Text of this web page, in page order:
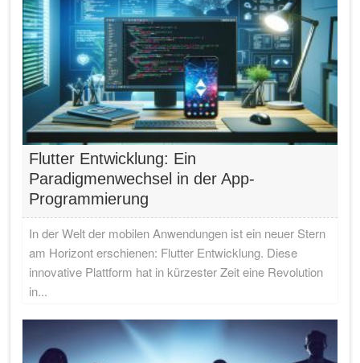
Flutter Entwicklung: Ein
Paradigmenwechsel in der App-
Programmierung
In der Welt der mobilen Anwendungen ist ein neuer Stern
am Horizont erschienen: Flutter Entwicklung. Diese
innovative Plattform hat in kürzester Zeit eine Revolution
in...